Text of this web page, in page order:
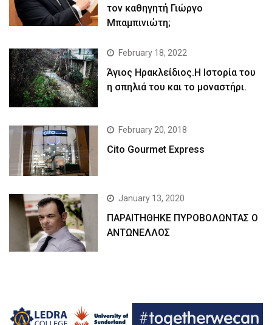
τον καθηγητή Γιώργο
Μπαμπινιώτη;
February 18, 2022
Άγιος Ηρακλείδιος.Η Ιστορία του
η σπηλιά του και το μοναστήρι.
February 20, 2018
Cito Gourmet Express
January 13, 2020
ΠΑΡΑΙΤΗΘΗΚΕ ΠΥΡΟΒΟΛΩΝΤΑΣ Ο
ΑΝΤΩΝΕΛΛΟΣ